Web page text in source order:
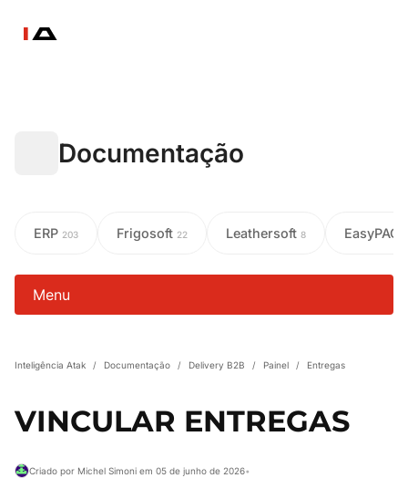
Documentação
ERP 203 Frigosoft 22 Leathersoft 8 EasyPAC
Menu
Inteligência Atak / Documentação / Delivery B2B / Painel / Entregas
VINCULAR ENTREGAS
Criado por Michel Simoni em 05 de junho de 2026•